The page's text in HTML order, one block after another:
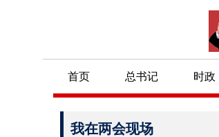
首页 总书记 时政
我在两会现场